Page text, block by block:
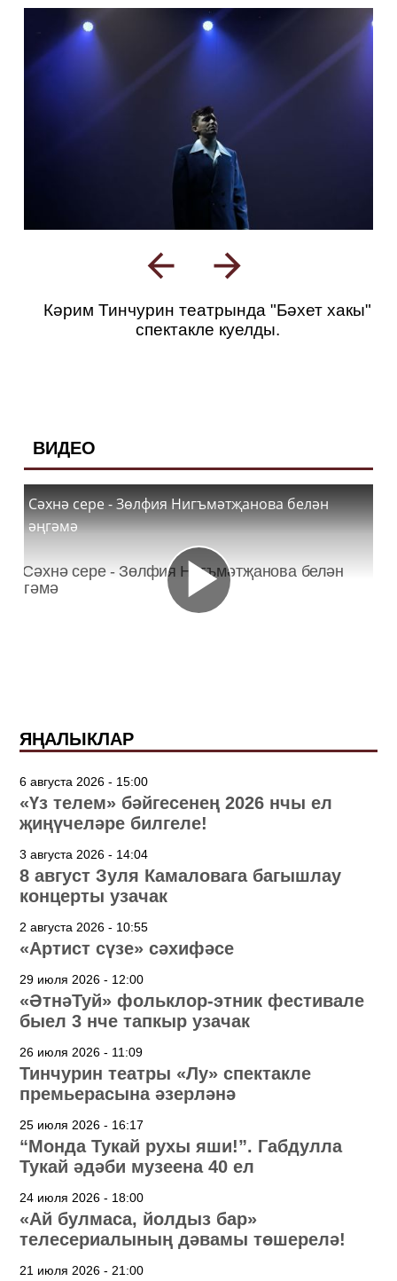
Кәрим Тинчурин театрында "Бәхет хакы"
спектакле куелды.
ВИДЕО
Сәхнә сере - Зөлфия Нигъмәтҗанова белән
әңгәмә
ЯҢАЛЫКЛАР
6 августа 2026 - 15:00
«Үз телем» бәйгесенең 2026 нчы ел
җиңүчеләре билгеле!
3 августа 2026 - 14:04
8 август Зуля Камаловага багышлау
концерты узачак
2 августа 2026 - 10:55
«Артист сүзе» сәхифәсе
29 июля 2026 - 12:00
«ӘтнәТуй» фольклор-этник фестивале
быел 3 нче тапкыр узачак
26 июля 2026 - 11:09
Тинчурин театры «Лу» спектакле
премьерасына әзерләнә
25 июля 2026 - 16:17
“Монда Тукай рухы яши!”. Габдулла
Тукай әдәби музеена 40 ел
24 июля 2026 - 18:00
«Ай булмаса, йолдыз бар»
телесериалының дәвамы төшерелә!
21 июля 2026 - 21:00